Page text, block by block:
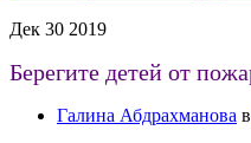
Дек 30 2019
Берегите детей от
Галина Абдрахманова в